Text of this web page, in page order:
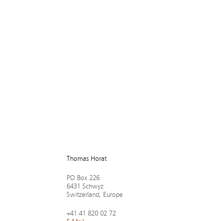
Tho­mas Ho­rat
PO Box 226
6431 Schwyz
Switz­er­land, Europe
+41 41 820 02 72